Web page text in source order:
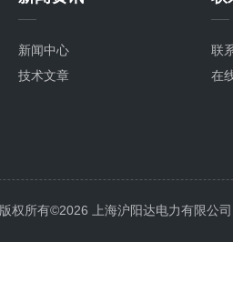
新闻中心
技术文章
联
在
版权所有©2026 上海沪阳达电力有限公